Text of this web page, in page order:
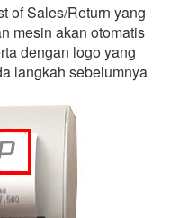
of Sales/Return yang
mesin akan otomatis
dengan logo yang
langkah sebelumnya